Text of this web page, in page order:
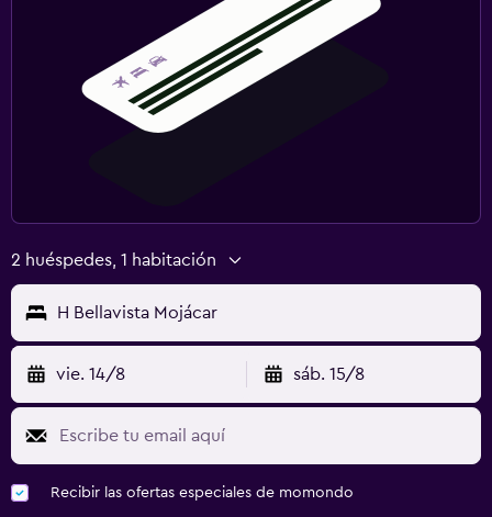
2 huéspedes, 1 habitación
H Bellavista Mojácar
vie. 14/8 sáb. 15/8
Recibir las ofertas especiales de momondo